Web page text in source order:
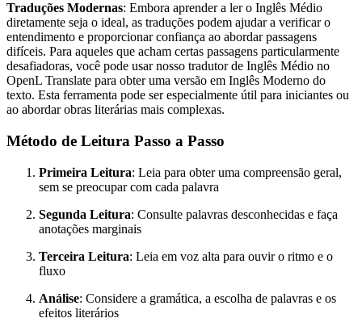
Traduções Modernas: Embora aprender a ler o Inglês Médio
diretamente seja o ideal, as traduções podem ajudar a verificar o
entendimento e proporcionar confiança ao abordar passagens
difíceis. Para aqueles que acham certas passagens particularmente
desafiadoras, você pode usar nosso tradutor de Inglês Médio no
OpenL Translate para obter uma versão em Inglês Moderno do
texto. Esta ferramenta pode ser especialmente útil para iniciantes ou
ao abordar obras literárias mais complexas.
Método de Leitura Passo a Passo
Primeira Leitura: Leia para obter uma compreensão geral,
sem se preocupar com cada palavra
Segunda Leitura: Consulte palavras desconhecidas e faça
anotações marginais
Terceira Leitura: Leia em voz alta para ouvir o ritmo e o
fluxo
Análise: Considere a gramática, a escolha de palavras e os
efeitos literários